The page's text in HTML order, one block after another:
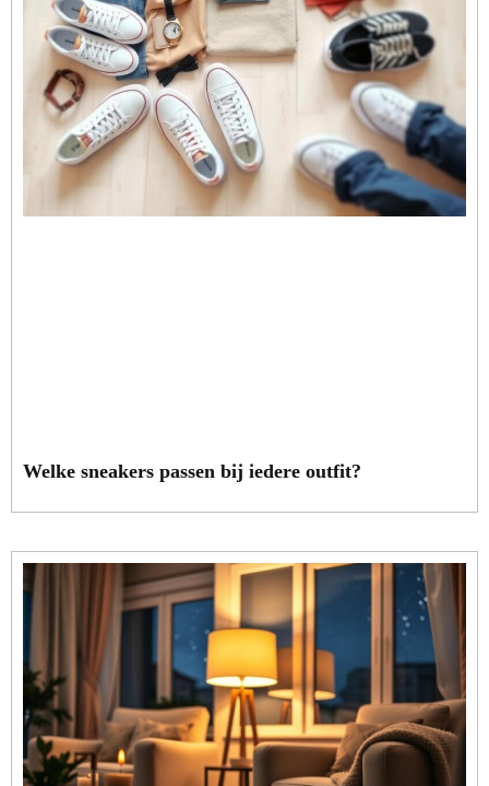
Welke sneakers passen bij iedere outfit?